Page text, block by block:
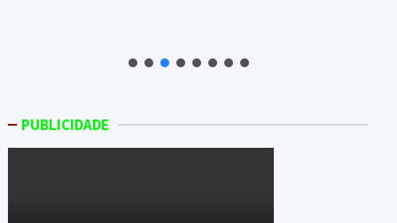
PUBLICIDADE